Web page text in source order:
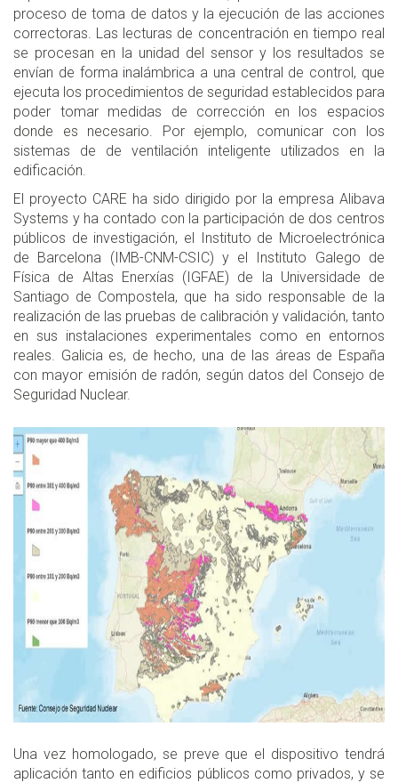
proceso de toma de datos y la ejecución de las acciones
correctoras. Las lecturas de concentración en tiempo real
se procesan en la unidad del sensor y los resultados se
envían de forma inalámbrica a una central de control, que
ejecuta los procedimientos de seguridad establecidos para
poder tomar medidas de corrección en los espacios
donde es necesario. Por ejemplo, comunicar con los
sistemas de de ventilación inteligente utilizados en la
edificación.
El proyecto CARE ha sido dirigido por la empresa Alibava
Systems y ha contado con la participación de dos centros
públicos de investigación, el Instituto de Microelectrónica
de Barcelona (IMB-CNM-CSIC) y el Instituto Galego de
Física de Altas Enerxías (IGFAE) de la Universidade de
Santiago de Compostela, que ha sido responsable de la
realización de las pruebas de calibración y validación, tanto
en sus instalaciones experimentales como en entornos
reales. Galicia es, de hecho, una de las áreas de España
con mayor emisión de radón, según datos del Consejo de
Seguridad Nuclear.
Una vez homologado, se preve que el dispositivo tendrá
aplicación tanto en edificios públicos como privados, y se